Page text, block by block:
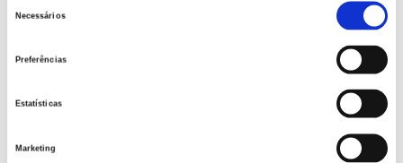
Necessários
Preferências
Estatísticas
Marketing
Carrasco, de Huelva, e sua turnê ‘Corazón y
decorativa projetou e fabricou um projeto
coração medindo mais de dois metros e meio […]